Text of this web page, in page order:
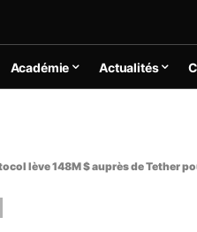
Académie Actualités
lève 148M $ auprès de Tether